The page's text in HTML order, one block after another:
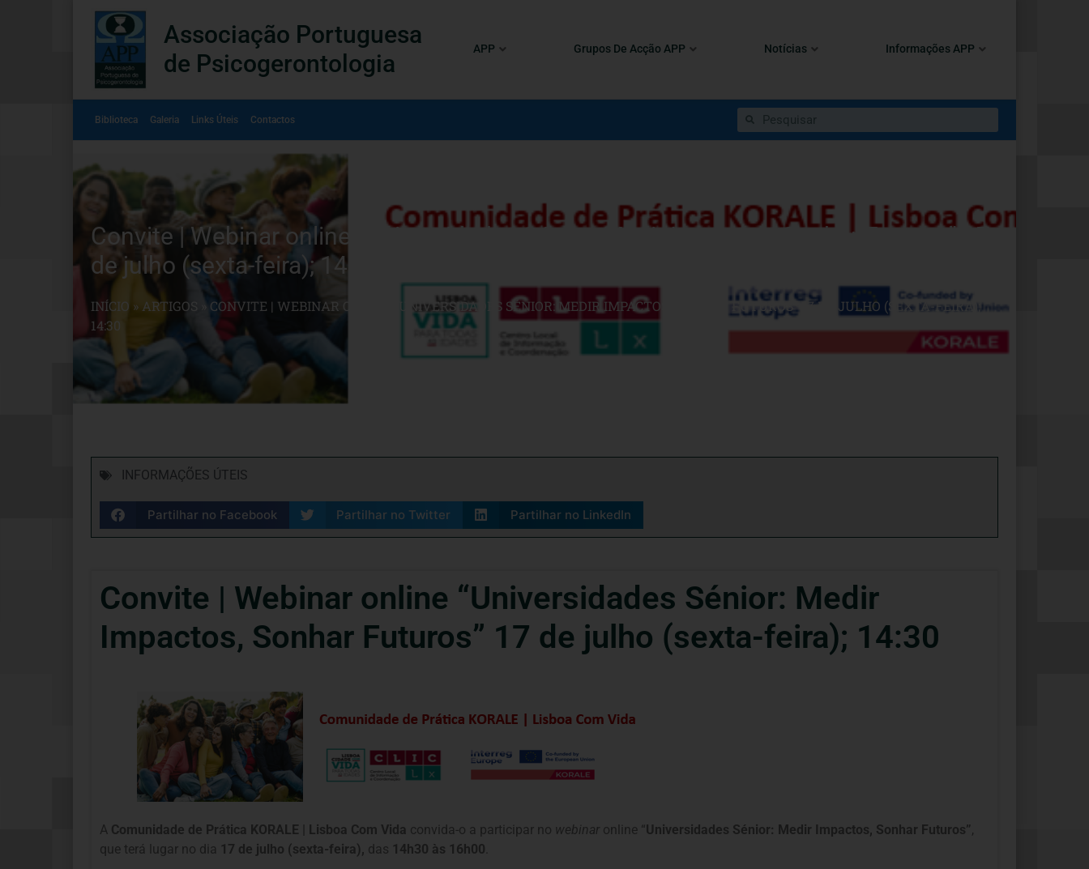
Associação Portuguesa
de Psicogerontologia
APP Grupos De Acção APP Notícias Informações APP
Biblioteca Galeria Links Úteis Contactos
Convite | Webinar online “Universidades Sénior: Medir Impactos, Sonhar Futuros” 17
de julho (sexta-feira); 14:30
INÍCIO » ARTIGOS » CONVITE | WEBINAR ONLINE “UNIVERSIDADES SÉNIOR: MEDIR IMPACTOS, SONHAR FUTUROS” 17 DE JULHO (SEXTA-FEIRA);
14:30
INFORMAÇÕES ÚTEIS
Partilhar no Facebook Partilhar no Twitter Partilhar no LinkedIn
Convite | Webinar online “Universidades Sénior: Medir
Impactos, Sonhar Futuros” 17 de julho (sexta-feira); 14:30
A Comunidade de Prática KORALE | Lisboa Com Vida convida-o a participar no webinar online “Universidades Sénior: Medir Impactos, Sonhar Futuros”,
que terá lugar no dia 17 de julho (sexta-feira), das 14h30 às 16h00